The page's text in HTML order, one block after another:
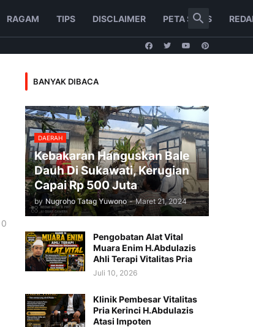
RAGAM TIPS DISCLAIMER PETA SITUS
0
BANYAK DIBACA
DAERAH
Kebakaran Hanguskan Bale
Dauh Di Sukawati, Kerugian
Capai Rp 500 Juta
by Nugroho Tatag Yuwono - Maret 21, 2024
Pengobatan Alat Vital
Muara Enim H.Abdulazis
Ahli Terapi Vitalitas Pria
Juli 10, 2026
Klinik Pembesar Vitalitas
Pria Kerinci H.Abdulazis
Atasi Impoten